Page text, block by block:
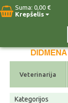
Suma: 0,00 €
Krepšelis
Veterinarija
Kategorijos